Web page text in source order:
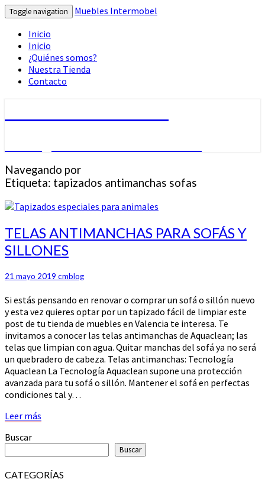
Toggle navigation
Muebles Intermobel
Inicio
Inicio
¿Quiénes somos?
Nuestra Tienda
Contacto
Navegando por
Etiqueta: tapizados antimanchas sofas
TELAS
ANTIMANCHAS
PARA
Y
TELAS ANTIMANCHAS PARA SOFÁS Y
SILLONES
21 mayo 2019 cmblog
Si estás pensando en renovar o comprar un sofá o sillón nuevo
y esta vez quieres optar por un tapizado fácil de limpiar este
post de tu tienda de muebles en Valencia te interesa. Te
invitamos a conocer las telas antimanchas de Aquaclean; las
telas que limpian con agua. Quitar manchas del sofá ya no será
un quebradero de cabeza. Telas antimanchas: Tecnología
Aquaclean La Tecnología Aquaclean supone una protección
avanzada para tu sofá o sillón. Mantener el sofá en perfectas
condiciones tal y…
Leer más
Buscar
Buscar
CATEGORÍAS